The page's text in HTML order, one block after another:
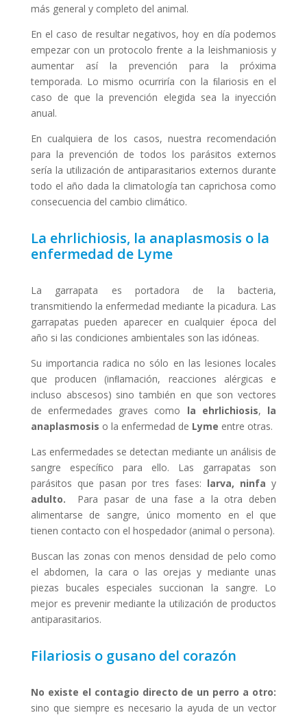
más general y completo del animal.
En el caso de resultar negativos, hoy en día podemos
empezar con un protocolo frente a la leishmaniosis y
aumentar así la prevención para la próxima
temporada. Lo mismo ocurriría con la ﬁlariosis en el
caso de que la prevención elegida sea la inyección
anual.
En cualquiera de los casos, nuestra recomendación
para la prevención de todos los parásitos externos
sería la utilización de antiparasitarios externos durante
todo el año dada la climatología tan caprichosa como
consecuencia del cambio climático.
La ehrlichiosis, la anaplasmosis o la
enfermedad de Lyme
La garrapata es portadora de la bacteria,
transmitiendo la enfermedad mediante la picadura. Las
garrapatas pueden aparecer en cualquier época del
año si las condiciones ambientales son las idóneas.
Su importancia radica no sólo en las lesiones locales
que producen (inﬂamación, reacciones alérgicas e
incluso abscesos) sino también en que son vectores
de enfermedades graves como la ehrlichiosis, la
anaplasmosis o la enfermedad de Lyme entre otras.
Las enfermedades se detectan mediante un análisis de
sangre especíﬁco para ello. Las garrapatas son
parásitos que pasan por tres fases: larva, ninfa y
adulto. Para pasar de una fase a la otra deben
alimentarse de sangre, único momento en el que
tienen contacto con el hospedador (animal o persona).
Buscan las zonas con menos densidad de pelo como
el abdomen, la cara o las orejas y mediante unas
piezas bucales especiales succionan la sangre. Lo
mejor es prevenir mediante la utilización de productos
antiparasitarios.
Filariosis o gusano del corazón
No existe el contagio directo de un perro a otro:
sino que siempre es necesario la ayuda de un vector